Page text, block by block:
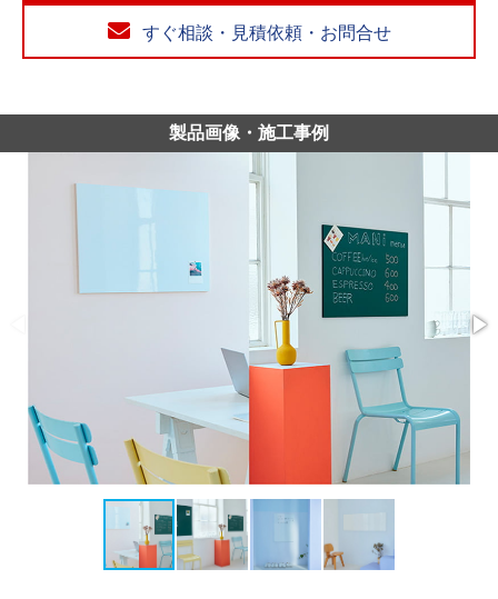
すぐ相談・見積依頼・お問合せ
製品画像・施工事例